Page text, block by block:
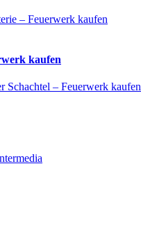
– Feuerwerk kaufen
kaufen
Schachtel – Feuerwerk kaufen